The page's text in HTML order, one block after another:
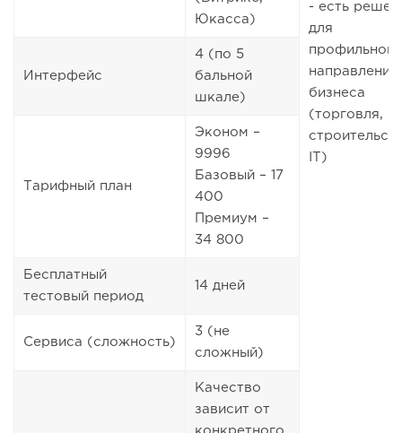
- есть
для
профильного
направления
бизнеса
(торговля,
IT)
Юкасса)
Интерфейс
4 (по 5
бальной
шкале)
Тарифный план
Эконом –
9996
Базовый – 17
400
Премиум –
34 800
Бесплатный
тестовый период
14 дней
Сервиса (сложность)
3 (не
сложный)
Качество
зависит от